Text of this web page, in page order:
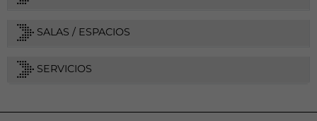
SALAS / ESPACIOS
SERVICIOS